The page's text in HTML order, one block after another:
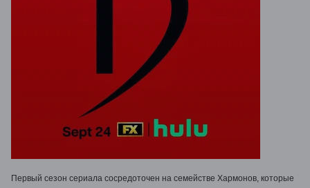
Первый сезон сериала сосредоточен на семействе Хармонов, которые